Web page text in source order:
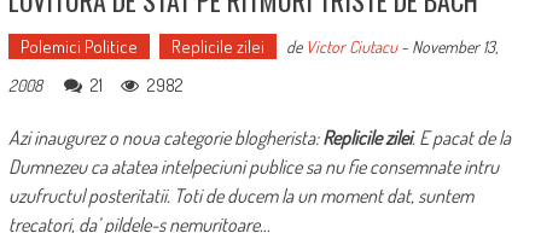
Polemici Politice Replicile zilei de Victor Ciutacu- November 13,
2008
21 2982
Azi inaugurez o noua categorie blogherista:Replicile zilei. E pacat de la
Dumnezeu ca atatea intelpeciuni publice sa nu fie consemnate intru
uzufructul posteritatii. Toti de ducem la un moment dat, suntem
trecatori, da’ pildele-s nemuritoare…